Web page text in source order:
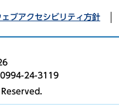
ェブアクセシビリティ方針
0994-24-3119